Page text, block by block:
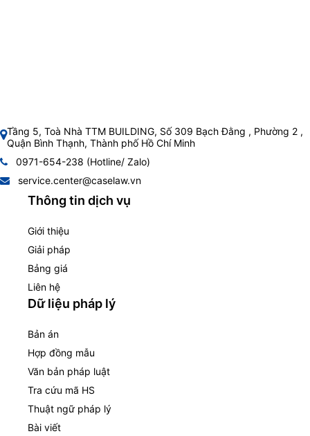
Tầng 5, Toà Nhà TTM BUILDING, Số 309 Bạch Đằng , Phường 2 ,
Quận Bình Thạnh, Thành phố Hồ Chí Minh
0971-654-238 (Hotline/ Zalo)
service.center@caselaw.vn
Thông tin dịch vụ
Giới thiệu
Giải pháp
Bảng giá
Liên hệ
Dữ liệu pháp lý
Bản án
Hợp đồng mẫu
Văn bản pháp luật
Tra cứu mã HS
Thuật ngữ pháp lý
Bài viết